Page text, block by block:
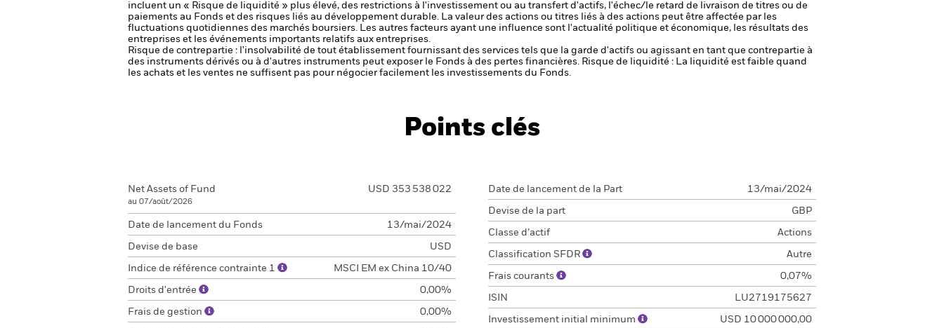
incluent un « Risque de liquidité » plus élevé, des restrictions à l'investissement ou au transfert d'actifs, l'échec/le retard de livraison de titres ou de
paiements au Fonds et des risques liés au développement durable. La valeur des actions ou titres liés à des actions peut être affectée par les
fluctuations quotidiennes des marchés boursiers. Les autres facteurs ayant une influence sont l'actualité politique et économique, les résultats des
entreprises et les événements importants relatifs aux entreprises.
Risque de contrepartie : l'insolvabilité de tout établissement fournissant des services tels que la garde d'actifs ou agissant en tant que contrepartie à
des instruments dérivés ou à d'autres instruments peut exposer le Fonds à des pertes financières. Risque de liquidité : La liquidité est faible quand
les achats et les ventes ne suffisent pas pour négocier facilement les investissements du Fonds.
Points clés
Net Assets of Fund
au 07/août/2026
USD 353 538 022
Date de lancement du Fonds 13/mai/2024
Devise de base USD
Indice de référence contrainte 1 MSCI EM ex China 10/40
Droits d'entrée 0,00%
Frais de gestion 0,00%
Date de lancement de la Part 13/mai/2024
Devise de la part GBP
Classe d’actif Actions
Classification SFDR Autre
Frais courants 0,07%
ISIN LU2719175627
Investissement initial minimum USD 10 000 000,00